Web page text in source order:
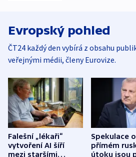
Evropský pohled
ČT24 každý den vybírá z obsahu
veřejnými médii, členy Eurovize.
Falešní „lékaři“
vytvoření AI šíří
mezi staršími
Spekulace o
přímém
útoku jsou